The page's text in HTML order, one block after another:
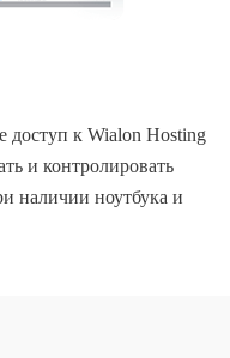
доступ к Wialon Hosting
и контролировать
наличии ноутбука и